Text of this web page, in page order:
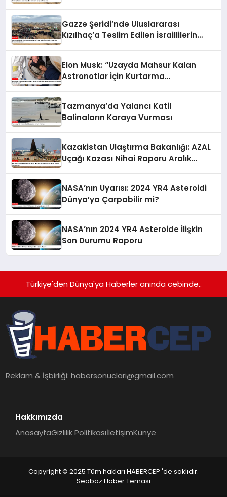
Gazze Şeridi’nde Uluslararası
Kızılhaç’a Teslim Edilen İsraillilerin
Elon Musk: “Uzayda Mahsur Kalan
Astronotlar İçin Kurtarma
Tazmanya’da Yalancı Katil
Balinaların Karaya Vurması
Kazakistan Ulaştırma Bakanlığı: AZAL
Uçağı Kazası Nihai Raporu Aralık
NASA’nın Uyarısı: 2024 YR4 Asteroidi
Dünya’ya Çarpabilir mi?
NASA’nın 2024 YR4 Asteroide İlişkin
Son Durumu Raporu
Türkiye'den Dünya'ya Haberler anında cebinde..
Reklam & İşbirliği:habersonuclari@gmail.com
Hakkımızda
AnasayfaGizlilik PolitikasıİletişimKünye
Copyright © 2025 Tüm hakları HABERCEP 'de saklıdır.
Seobaz Haber Teması